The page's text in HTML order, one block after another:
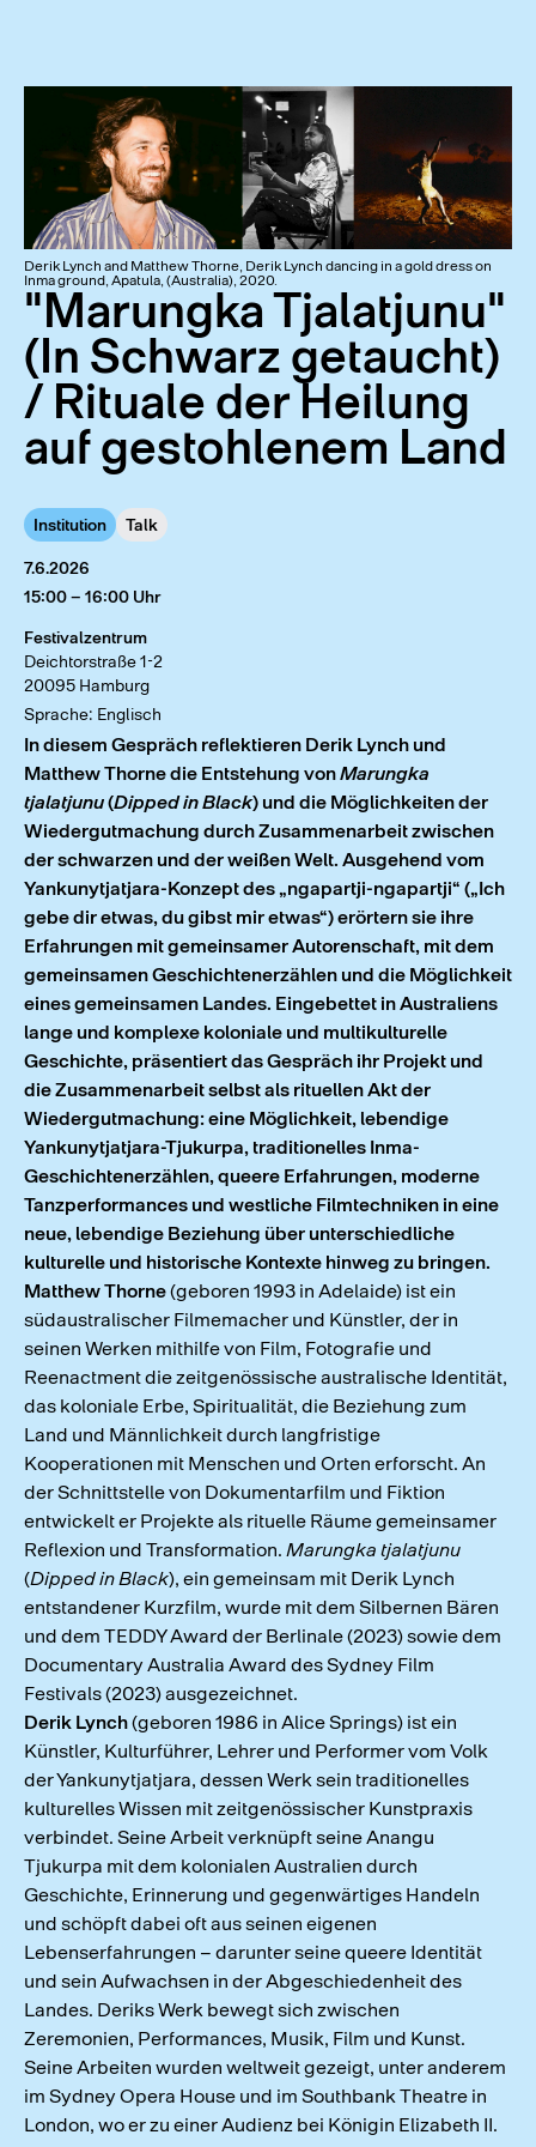
"Marungka Tjalatjunu"
(In Schwarz getaucht)
/ Rituale der Heilung
auf gestohlenem Land
Institution Talk
7.6.2026
15:00 – 16:00 Uhr
Festivalzentrum
Deichtorstraße 1-2
20095 Hamburg
Sprache: Englisch
Derik Lynch and Matthew Thorne, Derik Lynch dancing in a gold dress on
Inma ground, Apatula, (Australia), 2020.
In diesem Gespräch reflektieren Derik Lynch und
Matthew Thorne die Entstehung vonMarungka
tjalatjunu(Dipped in Black) und die Möglichkeiten der
Wiedergutmachung durch Zusammenarbeit zwischen
der schwarzen und der weißen Welt. Ausgehend vom
Yankunytjatjara-Konzept des „ngapartji-ngapartji“ („Ich
gebe dir etwas, du gibst mir etwas“) erörtern sie ihre
Erfahrungen mit gemeinsamer Autorenschaft, mit dem
gemeinsamen Geschichtenerzählen und die Möglichkeit
eines gemeinsamen Landes. Eingebettet in Australiens
lange und komplexe koloniale und multikulturelle
Geschichte, präsentiert das Gespräch ihr Projekt und
die Zusammenarbeit selbst als rituellen Akt der
Wiedergutmachung: eine Möglichkeit, lebendige
Yankunytjatjara-Tjukurpa, traditionelles Inma-
Geschichtenerzählen, queere Erfahrungen, moderne
Tanzperformances und westliche Filmtechniken in eine
neue, lebendige Beziehung über unterschiedliche
kulturelle und historische Kontexte hinweg zu bringen.
Matthew Thorne(geboren 1993 in Adelaide) ist ein
südaustralischer Filmemacher und Künstler, der in
seinen Werken mithilfe von Film, Fotografie und
Reenactment die zeitgenössische australische Identität,
das koloniale Erbe, Spiritualität, die Beziehung zum
Land und Männlichkeit durch langfristige
Kooperationen mit Menschen und Orten erforscht. An
der Schnittstelle von Dokumentarfilm und Fiktion
entwickelt er Projekte als rituelle Räume gemeinsamer
Reflexion und Transformation. Marungka tjalatjunu
(Dipped in Black), ein gemeinsam mit Derik Lynch
entstandener Kurzfilm, wurde mit dem Silbernen Bären
und dem TEDDY Award der Berlinale (2023) sowie dem
Documentary Australia Award des Sydney Film
Festivals (2023) ausgezeichnet.
Derik Lynch(geboren 1986 in Alice Springs) ist ein
Künstler, Kulturführer, Lehrer und Performer vom Volk
der Yankunytjatjara, dessen Werk sein traditionelles
kulturelles Wissen mit zeitgenössischer Kunstpraxis
verbindet. Seine Arbeit verknüpft seine Anangu
Tjukurpa mit dem kolonialen Australien durch
Geschichte, Erinnerung und gegenwärtiges Handeln
und schöpft dabei oft aus seinen eigenen
Lebenserfahrungen – darunter seine queere Identität
und sein Aufwachsen in der Abgeschiedenheit des
Landes. Deriks Werk bewegt sich zwischen
Zeremonien, Performances, Musik, Film und Kunst.
Seine Arbeiten wurden weltweit gezeigt, unter anderem
im Sydney Opera House und im Southbank Theatre in
London, wo er zu einer Audienz bei Königin Elizabeth II.